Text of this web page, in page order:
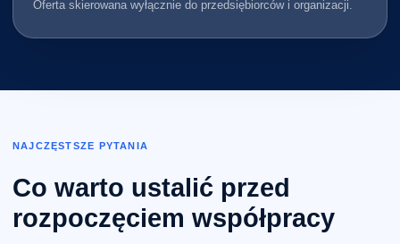
Oferta skierowana wyłącznie do przedsiębiorców i organizacji.
NAJCZĘSTSZE PYTANIA
Co warto ustalić przed
rozpoczęciem współpracy